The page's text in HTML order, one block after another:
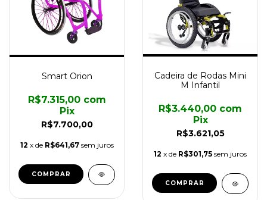
Smart Orion
R$7.700,00
R$7.315,00 com
Pix
12 x de R$641,67 sem juros
COMPRAR
Cadeira de Rodas Mini
M Infantil
R$3.621,05
R$3.440,00 com
Pix
12 x de R$301,75 sem juros
COMPRAR